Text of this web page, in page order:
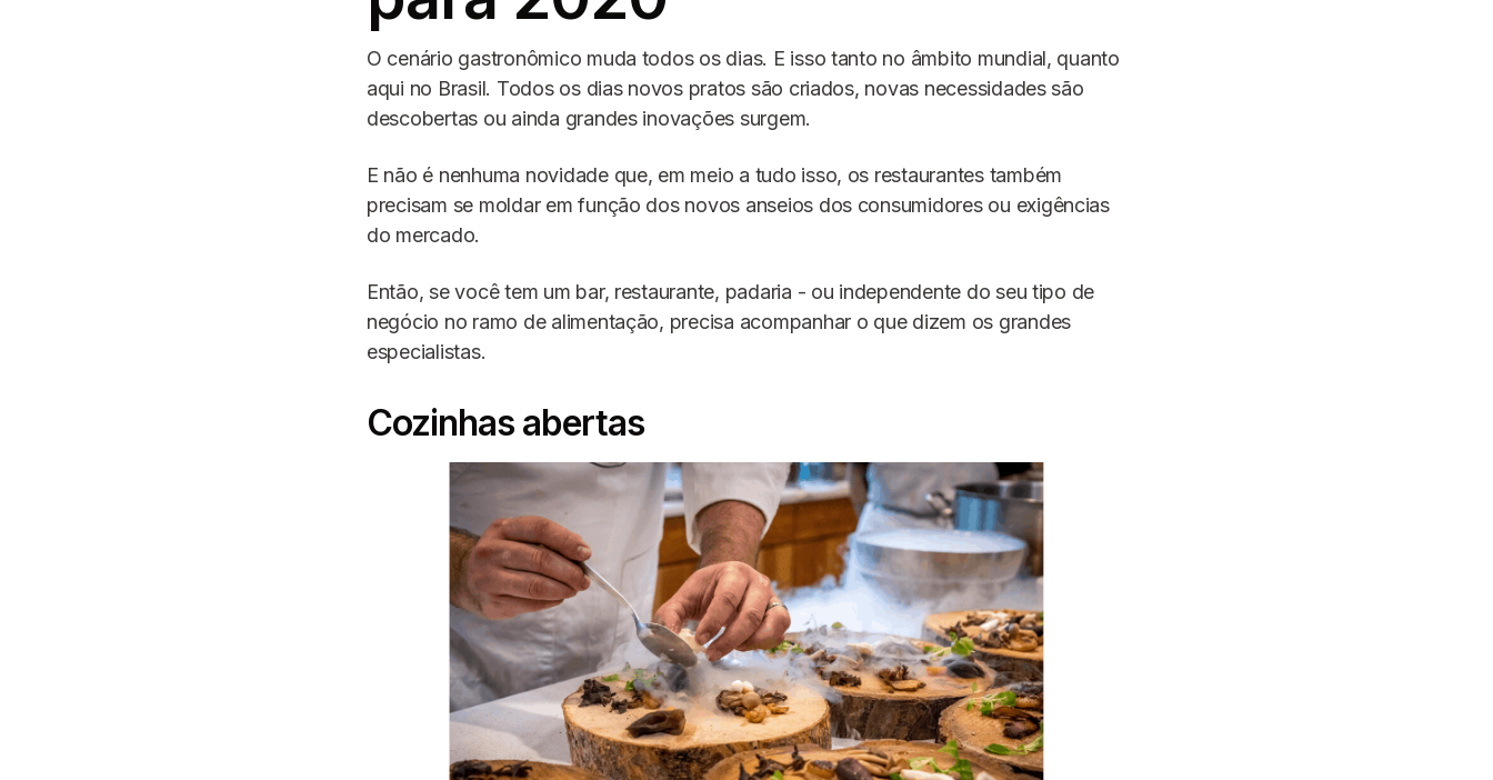
O cenário gastronômico muda todos os dias. E isso tanto no âmbito mundial, quanto
aqui no Brasil. Todos os dias novos pratos são criados, novas necessidades são
descobertas ou ainda grandes inovações surgem.
E não é nenhuma novidade que, em meio a tudo isso, os restaurantes também
precisam se moldar em função dos novos anseios dos consumidores ou exigências
do mercado.
Então, se você tem um bar, restaurante, padaria - ou independente do seu tipo de
negócio no ramo de alimentação, precisa acompanhar o que dizem os grandes
especialistas.
Cozinhas abertas